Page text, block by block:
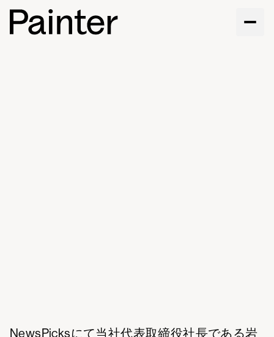
NewsPicksにて当社代表取締役社長である岩